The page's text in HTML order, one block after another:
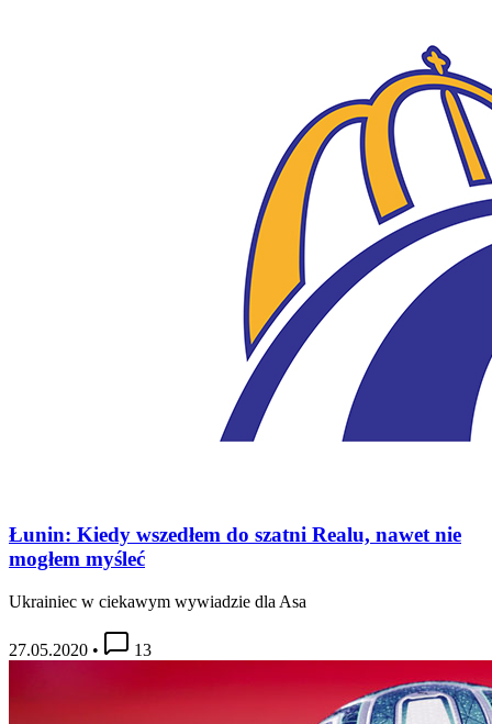
Łunin: Kiedy wszedłem do szatni Realu, nawet nie
mogłem myśleć
Ukrainiec w ciekawym wywiadzie dla Asa
27.05.2020 • 13